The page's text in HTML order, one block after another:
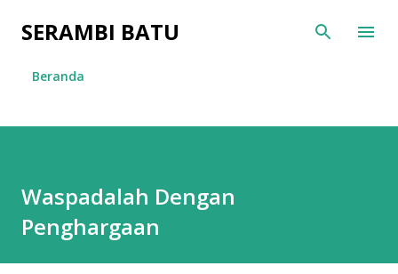
Langsung ke konten utama
SERAMBI BATU
Beranda
Waspadalah Dengan
Penghargaan